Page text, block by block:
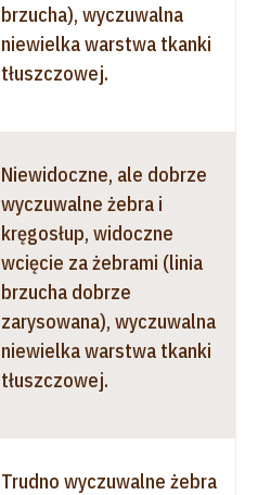
brzucha), wyczuwalna
niewielka warstwa tkanki
tłuszczowej.
Niewidoczne, ale dobrze
wyczuwalne żebra i
kręgosłup, widoczne
wcięcie za żebrami (linia
brzucha dobrze
zarysowana), wyczuwalna
niewielka warstwa tkanki
tłuszczowej.
Trudno wyczuwalne żebra